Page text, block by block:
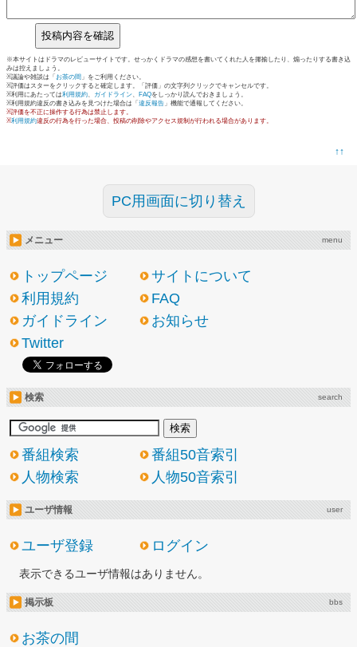
※本サイトはドラマのレビューサイトです。せっかくドラマの感想を書いてくれた人を揶揄したり、煽ったりする書き込
みは控えましょう。
※議論や雑談は「 お茶の間 」をご利用ください。
※評価はスターをクリックすると確定します。「評価」の文字列クリックでキャンセルです。
※利用にあたっては利用規約、 ガイドライン、 FAQをしっかり読んでおきましょう。
※利用規約違反の書き込みを見つけた場合は「 違反報告 」機能で通報してください。
※評価を不正に操作する行為は禁止します。
※利用規約違反の行為を行った場合、投稿の削除やアクセス規制が行われる場合があります。
↑↑
PC用画面に切り替え
メニュー menu
トップページ
サイトについて
利用規約
FAQ
ガイドライン
お知らせ
Twitter
検索 search
番組検索
番組50音索引
人物検索
人物50音索引
ユーザ情報 user
ユーザ登録 ログイン
表示できるユーザ情報はありません。
掲示板 bbs
お茶の間